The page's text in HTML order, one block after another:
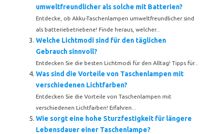
umweltfreundlicher als solche mit Batterien?
Entdecke, ob Akku-Taschenlampen umweltfreundlicher sind
als batteriebetriebene! Finde heraus, welcher...
Welche Lichtmodi sind für den täglichen
Gebrauch sinnvoll?
Entdecken Sie die besten Lichtmodi für den Alltag! Tipps für...
Was sind die Vorteile von Taschenlampen mit
verschiedenen Lichtfarben?
Entdecken Sie die Vorteile von Taschenlampen mit
verschiedenen Lichtfarben! Erfahren...
Wie sorgt eine hohe Sturzfestigkeit für längere
Lebensdauer einer Taschenlampe?